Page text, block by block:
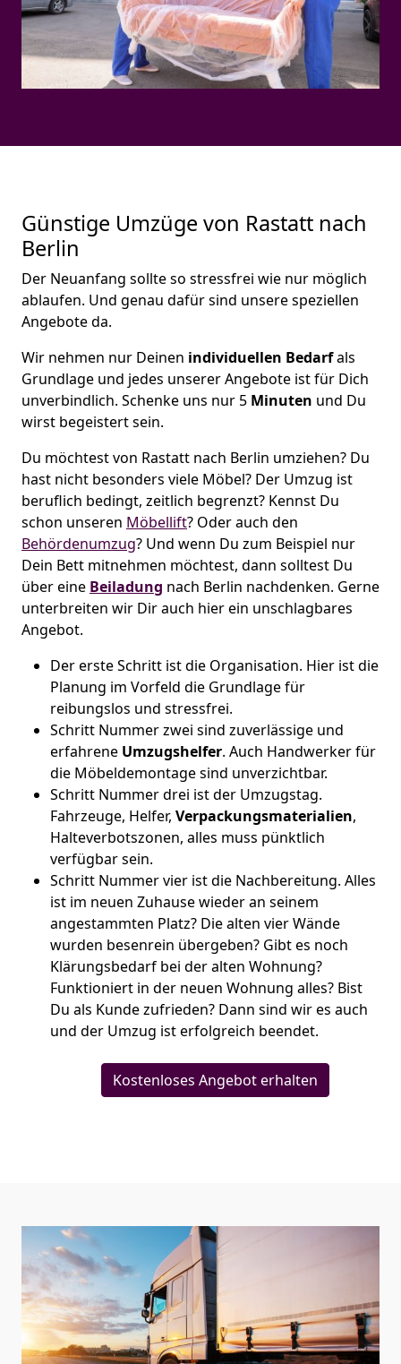
Günstige Umzüge von Rastatt nach
Berlin
Der Neuanfang sollte so stressfrei wie nur möglich
ablaufen. Und genau dafür sind unsere speziellen
Angebote da.
Wir nehmen nur Deinen individuellen Bedarfals
Grundlage und jedes unserer Angebote ist für Dich
unverbindlich. Schenke uns nur 5 Minuten und Du
wirst begeistert sein.
Du möchtest von Rastatt nach Berlin umziehen? Du
hast nicht besonders viele Möbel? Der Umzug ist
beruflich bedingt, zeitlich begrenzt? Kennst Du
schon unseren Möbellift? Oder auch den
Behördenumzug? Und wenn Du zum Beispiel nur
Dein Bett mitnehmen möchtest, dann solltest Du
über eine Beiladung nach Berlin nachdenken. Gerne
unterbreiten wir Dir auch hier ein unschlagbares
Angebot.
Der erste Schritt ist die Organisation. Hier ist die
Planung im Vorfeld die Grundlage für
reibungslos und stressfrei.
Schritt Nummer zwei sind zuverlässige und
erfahrene Umzugshelfer. Auch Handwerker für
die Möbeldemontage sind unverzichtbar.
Schritt Nummer drei ist der Umzugstag.
Fahrzeuge, Helfer, Verpackungsmaterialien,
Halteverbotszonen, alles muss pünktlich
verfügbar sein.
Schritt Nummer vier ist die Nachbereitung. Alles
ist im neuen Zuhause wieder an seinem
angestammten Platz? Die alten vier Wände
wurden besenrein übergeben? Gibt es noch
Klärungsbedarf bei der alten Wohnung?
Funktioniert in der neuen Wohnung alles? Bist
Du als Kunde zufrieden? Dann sind wir es auch
und der Umzug ist erfolgreich beendet.
Kostenloses Angebot erhalten